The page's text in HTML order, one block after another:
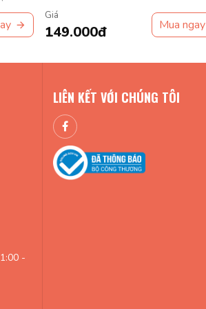
Giá
149.000đ Mua ngay
-
LIÊN KẾT VỚI CHÚNG TÔI